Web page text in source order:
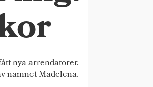
nya arrendatorer.
namnet Madelena.